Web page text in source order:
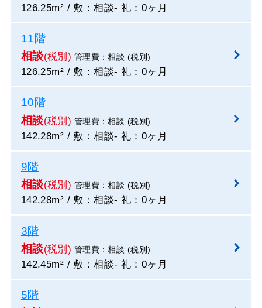
126.25m² / 敷：相談- 礼：0ヶ月
11階
相談(税別) 管理費：相談 (税別)
126.25m² / 敷：相談- 礼：0ヶ月
10階
相談(税別) 管理費：相談 (税別)
142.28m² / 敷：相談- 礼：0ヶ月
9階
相談(税別) 管理費：相談 (税別)
142.28m² / 敷：相談- 礼：0ヶ月
3階
相談(税別) 管理費：相談 (税別)
142.45m² / 敷：相談- 礼：0ヶ月
5階